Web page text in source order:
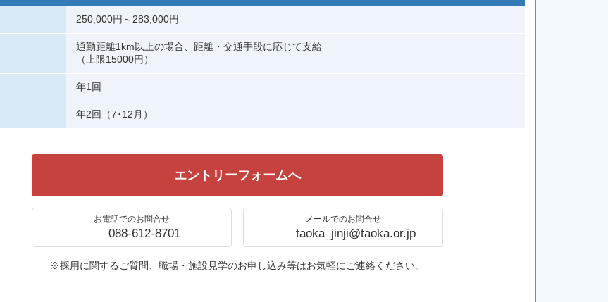
250,000円～283,000円
通勤距離1km以上の場合、距離・交通手段に応じて支給
（上限15000円）
年1回
年2回（7･12月）
エントリーフォームへ
お電話でのお問合せ
088-612-8701
メールでのお問合せ
taoka_jinji@taoka.or.jp
※採用に関するご質問、職場・施設見学のお申し込み等はお気軽にご連絡ください。